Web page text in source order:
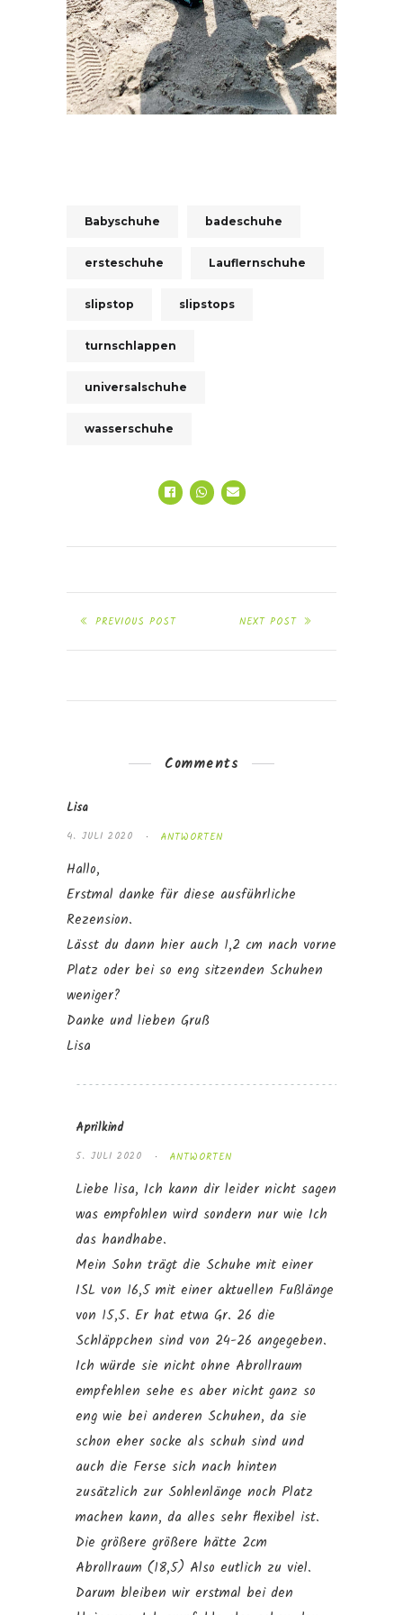
Babyschuhe badeschuhe
ersteschuhe Lauflernschuhe
slipstop slipstops
turnschlappen
universalschuhe
wasserschuhe
PREVIOUS POST NEXT POST
Comments
Lisa
4. JULI 2020 ANTWORTEN
Hallo,
Erstmal danke für diese ausführliche
Rezension.
Lässt du dann hier auch 1,2 cm nach vorne
Platz oder bei so eng sitzenden Schuhen
weniger?
Danke und lieben Gruß
Lisa
Aprilkind
5. JULI 2020 ANTWORTEN
Liebe lisa, Ich kann dir leider nicht sagen
was empfohlen wird sondern nur wie Ich
das handhabe.
Mein Sohn trägt die Schuhe mit einer
ISL von 16,5 mit einer aktuellen Fußlänge
von 15,5. Er hat etwa Gr. 26 die
Schläppchen sind von 24-26 angegeben.
Ich würde sie nicht ohne Abrollraum
empfehlen sehe es aber nicht ganz so
eng wie bei anderen Schuhen, da sie
schon eher socke als schuh sind und
auch die Ferse sich nach hinten
zusätzlich zur Sohlenlänge noch Platz
machen kann, da alles sehr flexibel ist.
Die größere größere hätte 2cm
Abrollraum (18,5) Also eutlich zu viel.
Darum bleiben wir erstmal bei den